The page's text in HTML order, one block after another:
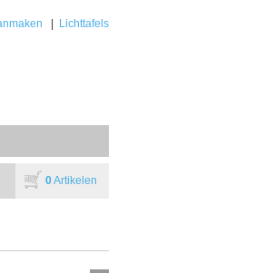
Lichttafels
0Artikelen